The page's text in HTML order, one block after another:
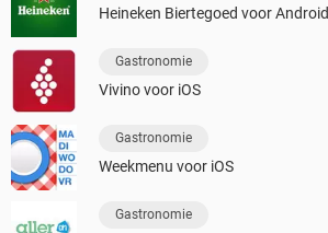
Heineken Biertegoed voor Android
Gastronomie
Vivino voor iOS
Gastronomie
Weekmenu voor iOS
Gastronomie